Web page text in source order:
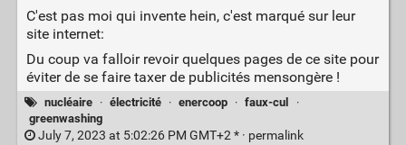
C'est pas moi qui invente hein, c'est marqué sur leur
site internet:
Du coup va falloir revoir quelques pages de ce site pour
éviter de se faire taxer de publicités mensongère !
nucléaire · électricité · enercoop · faux-cul
·
greenwashing
July 7, 2023 at 5:02:26 PM GMT+2 * · permalink